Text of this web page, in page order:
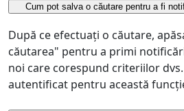
Cum pot salva o căutare pentru a fi
După ce efectuați o căutare,
căutarea" pentru a primi
noi care corespund criteriilor
autentificat pentru această